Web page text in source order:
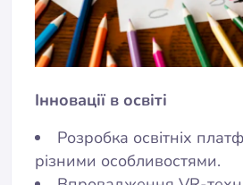
Інновації в освіті
Розробка освітніх
різними особливостями.